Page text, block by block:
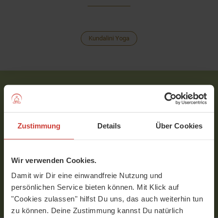
Zustimmung Details Über Cookies
Wir verwenden Cookies.
Damit wir Dir eine einwandfreie Nutzung und
persönlichen Service bieten können. Mit Klick auf
"Cookies zulassen" hilfst Du uns, das auch weiterhin tun
zu können. Deine Zustimmung kannst Du natürlich
Kundalini Yoga
Philipp Strohm ist Gründer von
deutschsprachigen Yoga-Welt zu
finden, dann lebt er mit seiner Familie
in Wien.